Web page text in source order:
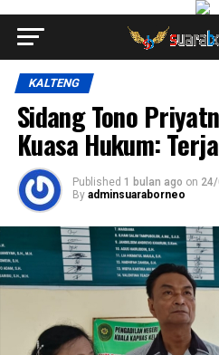
KALTENG
Sidang Tono
Kuasa Hukum:
Published 1 bulan ago on
By adminsuaraborneo